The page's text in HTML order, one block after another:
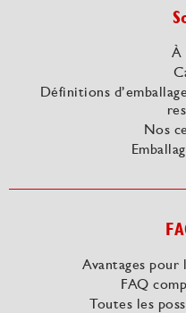
À
Définitions
Nos
Avantages pour
FAQ
Toutes les